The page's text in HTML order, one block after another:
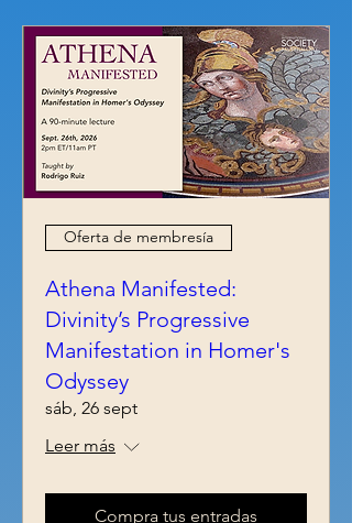
Oferta de membresía
Athena Manifested:
Divinity’s Progressive
Manifestation in Homer's
Odyssey
sáb, 26 sept
Leer más
Compra tus entradas